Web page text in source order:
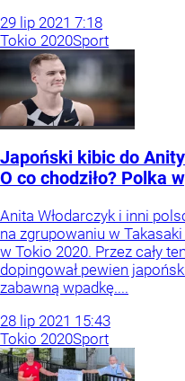
29 lip 2021 7:18
Tokio 2020Sport
Japoński kibic do
O co chodziło? Polka
Anita Włodarczyk i inni
na zgrupowaniu w
w Tokio 2020. Przez cały
dopingował pewien
zabawną wpadkę....
28 lip 2021 15:43
Tokio 2020Sport